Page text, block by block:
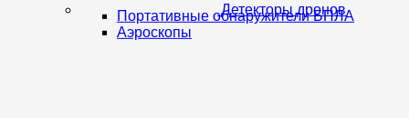
Детекторы дронов
Портативные обнаружители БПЛА
Аэроскопы